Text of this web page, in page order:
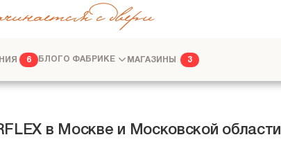
с двери
6 БЛОГО ФАБРИКЕ
МАГАЗИНЫ 3
в Москве и Московской области